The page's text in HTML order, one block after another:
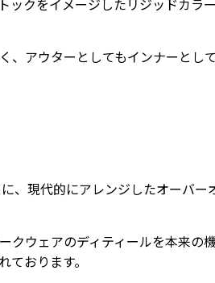
ックをイメージしたリジッドカラ
、アウターとしてもインナーとし
、現代的にアレンジしたオーバー
クウェアのディティールを本来の
おります。